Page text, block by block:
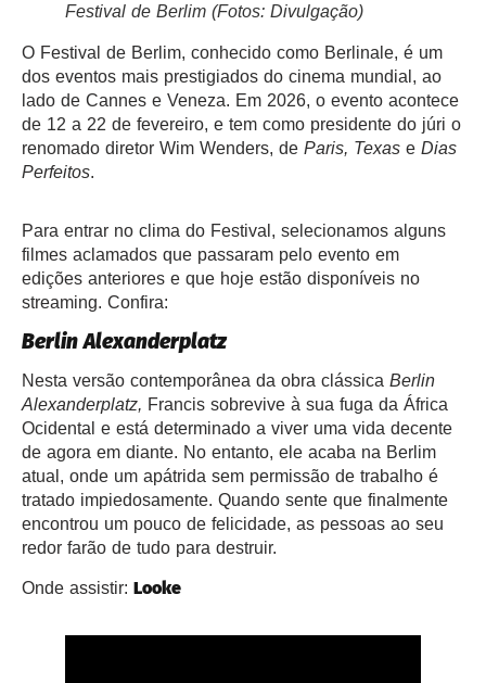
Festival de Berlim (Fotos: Divulgação)
O Festival de Berlim, conhecido como Berlinale, é um
dos eventos mais prestigiados do cinema mundial, ao
lado de Cannes e Veneza. Em 2026, o evento acontece
de 12 a 22 de fevereiro, e tem como presidente do júri o
renomado diretor Wim Wenders, de Paris, Texas e Dias
Perfeitos.
Para entrar no clima do Festival, selecionamos alguns
filmes aclamados que passaram pelo evento em
edições anteriores e que hoje estão disponíveis no
streaming. Confira:
Berlin Alexanderplatz
Nesta versão contemporânea da obra clássica Berlin
Alexanderplatz, Francis sobrevive à sua fuga da África
Ocidental e está determinado a viver uma vida decente
de agora em diante. No entanto, ele acaba na Berlim
atual, onde um apátrida sem permissão de trabalho é
tratado impiedosamente. Quando sente que finalmente
encontrou um pouco de felicidade, as pessoas ao seu
redor farão de tudo para destruir.
Onde assistir: Looke